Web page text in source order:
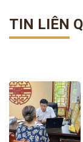
TIN LIÊN